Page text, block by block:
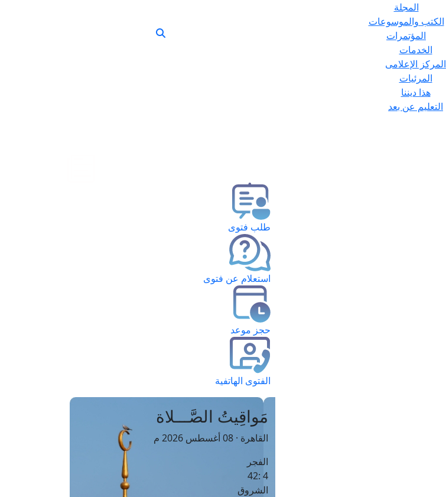
المجلة
الكتب والموسوعات
المؤتمرات
الخدمات
المركز الإعلامى
المرئيات
هذا ديننا
التعليم عن بعد
طلب فتوى
استعلام عن فتوى
حجز موعد
الفتوى الهاتفية
مَواقِيتُ الصَّـــلاة
القاهرة · 08 أغسطس 2026 م
الفجر
4 :42
الشروق